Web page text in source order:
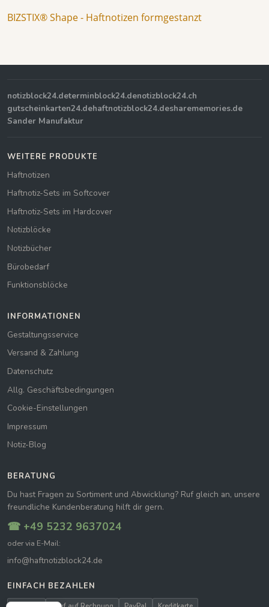
BIZSTIX® Shape - Haftnotizen formgestanzt
notizblock24.determinblock24.denotizblock24.ch
gutscheinkarten24.dehaftnotizblock24.desharememories.de
Sander Manufaktur
WEITERE PRODUKTE
Haftnotizen
Haftnotiz-Sets im Softcover
Haftnotiz-Sets im Hardcover
Notizblöcke
Notizbücher
Bürobedarf
Funktionsblöcke
INFORMATIONEN
Gestaltungsservice
Versand & Zahlung
Datenschutz
Allg. Geschäftsbedingungen
Cookie-Einstellungen
Impressum
Notiz-Blog
BERATUNG
Du hast Fragen zu Sortiment und Abwicklung? Ruf gleich an, unsere
freundliche Kundenberatung hilft dir gern.
☎ +49 5232 9637024
oder via E-Mail:
info@haftnotizblock24.de
EINFACH BEZAHLEN